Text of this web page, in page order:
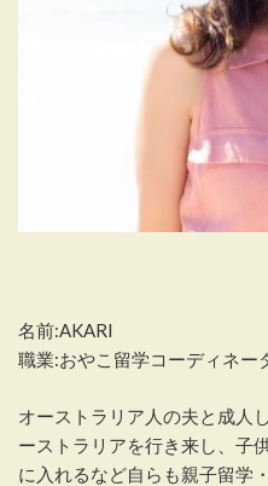
名前:AKARI
職業:おやこ留学コーディネー
オーストラリア人の夫と成人
ーストラリアを行き来し、子
に入れるなど自らも親子留学